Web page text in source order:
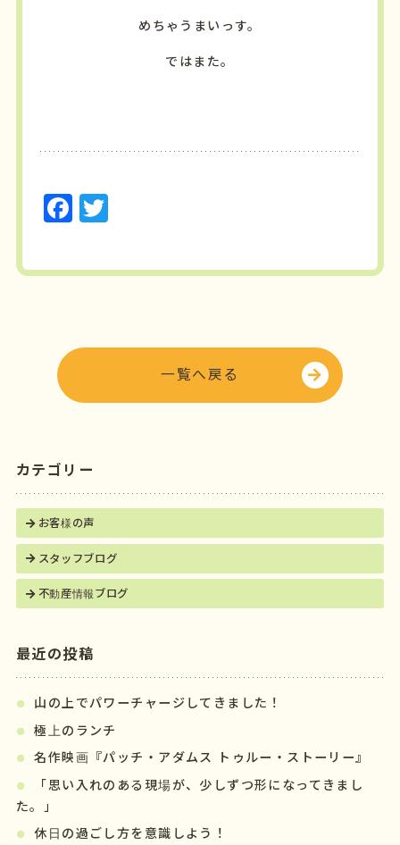
めちゃうまいっす。
ではまた。
F
c
o
k
T
it
r
一覧へ戻る
カテゴリー
お客様の声
スタッフブログ
不動産情報ブログ
最近の投稿
山の上でパワーチャージしてきました！
極上のランチ
名作映画『パッチ・アダムス トゥルー・ストーリー』
「思い入れのある現場が、少しずつ形になってきまし
た。」
休日の過ごし方を意識しよう！